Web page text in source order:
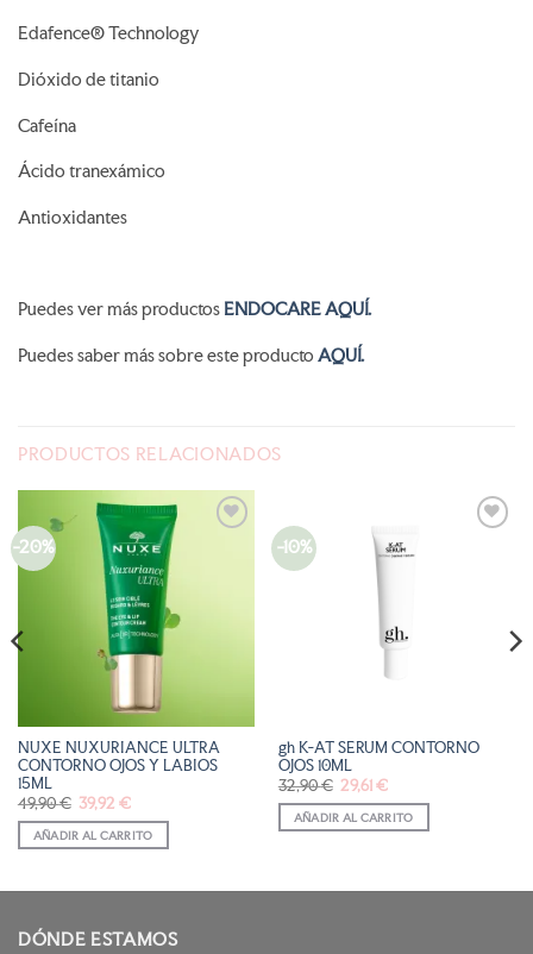
Edafence® Technology
Dióxido de titanio
Cafeína
Ácido tranexámico
Antioxidantes
Puedes ver más productos ENDOCARE AQUÍ.
Puedes saber más sobre este producto AQUÍ.
PRODUCTOS RELACIONADOS
-20%
NUXE NUXURIANCE ULTRA
CONTORNO OJOS Y LABIOS
15ML
49,90€ El
precio
original
era:
49,90 €.
39,92€El
actual
es:
39,92 €.
AÑADIR AL CARRITO
-10%
gh K-AT SERUM CONTORNO
OJOS 10ML
32,90€ El
precio
original
era:
32,90 €.
29,61€El
actual
es:
29,61 €.
AÑADIR AL CARRITO
DÓNDE ESTAMOS